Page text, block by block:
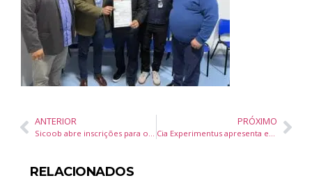
ANTERIOR
Sicoob abre inscrições para o Prêmio Cooperar para Transformar 2025, reconhecendo iniciativas sociais e educacionais
PRÓXIMO
Cia Experimentus apresenta espetáculo infantil “Menina Pilota de Espaçonave” em Florianópolis
RELACIONADOS